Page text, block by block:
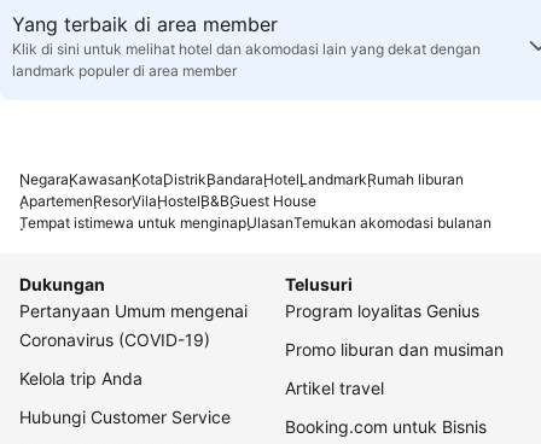
Yang terbaik di area member
Klik di sini untuk melihat hotel dan akomodasi lain yang dekat dengan
landmark populer di area member
NegaraKawasanKotaDistrikBandaraHotelLandmarkRumah liburan
ApartemenResorVilaHostelB&BGuest House
Tempat istimewa untuk menginapUlasanTemukan akomodasi bulanan
Dukungan
Pertanyaan Umum mengenai
Coronavirus (COVID-19)
Kelola trip Anda
Hubungi Customer Service
Telusuri
Program loyalitas Genius
Promo liburan dan musiman
Artikel travel
Booking.com untuk Bisnis